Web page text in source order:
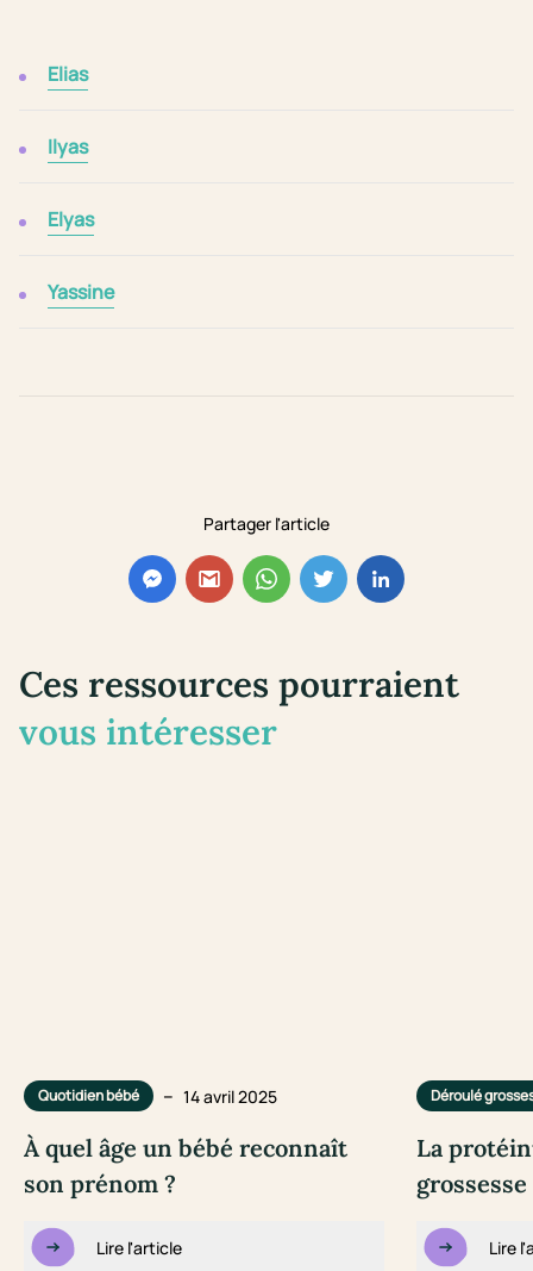
Partager l'article
Elias
Ilyas
Elyas
Yassine
Ces ressources pourraient
vous intéresser
Quotidien bébé – 14 avril 2025
À quel âge un bébé reconnaît
son prénom ?
Lire l'article
Déroulé
La
Lire